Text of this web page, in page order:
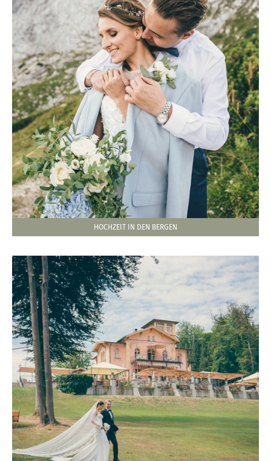
HOCHZEIT IN DEN BERGEN